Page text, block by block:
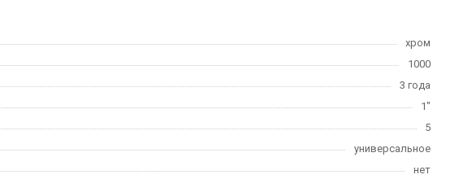
хром
1000
3 года
1"
5
универсальное
нет